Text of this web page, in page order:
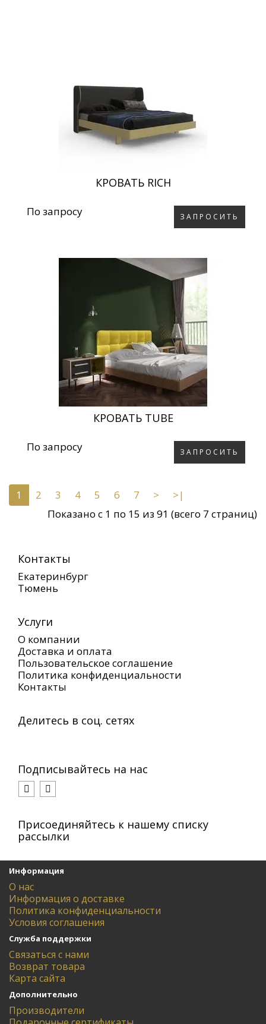
КРОВАТЬ RICH
По запросу ЗАПРОСИТЬ
КРОВАТЬ TUBE
По запросу ЗАПРОСИТЬ
1 2 3 4 5 6 7 >
>|
Показано с 1 по 15 из 91 (всего 7 страниц)
Контакты
Екатеринбург
Тюмень
Услуги
О компании
Доставка и оплата
Пользовательское соглашение
Политика конфиденциальности
Контакты
Делитесь в соц. сетях
Подписывайтесь на нас
Присоединяйтесь к нашему списку
рассылки
Информация
О нас
Информация о доставке
Политика конфиденциальности
Условия соглашения
Служба поддержки
Связаться с нами
Возврат товара
Карта сайта
Дополнительно
Производители